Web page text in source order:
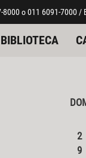
o 011 6091-
BIBLIOTECA
2
9